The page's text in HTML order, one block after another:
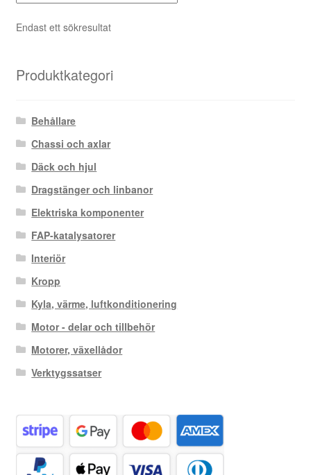
Endast ett sökresultat
Produktkategori
Behållare
Chassi och axlar
Däck och hjul
Dragstänger och linbanor
Elektriska komponenter
FAP-katalysatorer
Interiör
Kropp
Kyla, värme, luftkonditionering
Motor - delar och tillbehör
Motorer, växellådor
Verktygssatser